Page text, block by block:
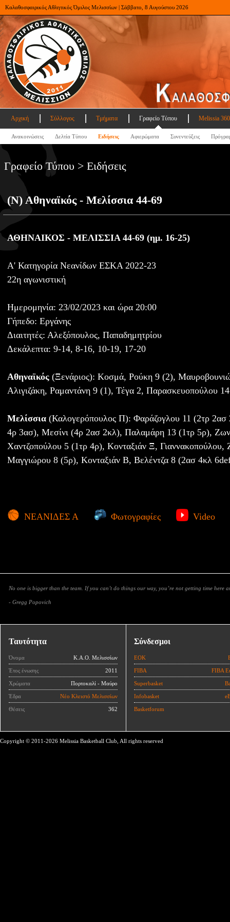
Καλαθοσφαιρικός Αθλητικός Όμιλος Μελισσίων | Σάββατο, 8 Αυγούστου 2026
Αρχική Σύλλογος Τμήματα Γραφείο Τύπου Melissia
Ανακοινώσεις Δελτία Τύπου Ειδήσεις Αφιερώματα Συνεντεύξεις
Γραφείο Τύπου > Ειδήσεις
(Ν) Αθηναϊκός - Μελίσσια 44-69
ΑΘΗΝΑΙΚΟΣ - ΜΕΛΙΣΣΙΑ 44-69 (ημ. 16-25)
A' Κατηγορία Νεανίδων ΕΣΚΑ 2022-23
22η αγωνιστική
Ημερομηνία: 23/02/2023 και ώρα 20:00
Γήπεδο: Εργάνης
Διαιτητές: Αλεξόπουλος, Παπαδημητρίου
Δεκάλεπτα: 9-14, 8-16, 10-19, 17-20
Αθηναϊκός (Ξενάριος): Κοσμά, Ρούκη 9 (2),
Αλιγιζάκη, Ραμαντάνη 9 (1), Τέγα 2, Παρασκευοπούλου 14
Μελίσσια (Καλογερόπουλος Π): Φαράζογλου 11 (2τρ 2ασ
4ρ 3ασ), Μεσίνι (4ρ 2ασ 2κλ), Παλαμάρη 13 (1τρ 5ρ),
Χαντζοπούλου 5 (1τρ 4ρ), Κονταξιάν Ξ,
Μαγγιώρου 8 (5ρ), Κονταξιάν Β, Βελέντζα 8 (2ασ 4κλ
ΝΕΑΝΙΔΕΣ Α Φωτογραφίες Video
No one is bigger than the team. If you can’t do things our way, you’re not getting time here
- Gregg Popovich
Ταυτότητα
Όνομα Κ.Α.Ο. Μελισσίων
Έτος ένωσης 2011
Χρώματα Πορτοκαλί - Μαύρο
Έδρα Νέο Κλειστό Μελισσίων
Θέσεις 362
Σύνδεσμοι
ΕΟΚ
FIBA FIBA
Superbasket
Infobasket
Basketforum
Copyright © 2011-2026 Melissia Basketball Club, All rights reserved